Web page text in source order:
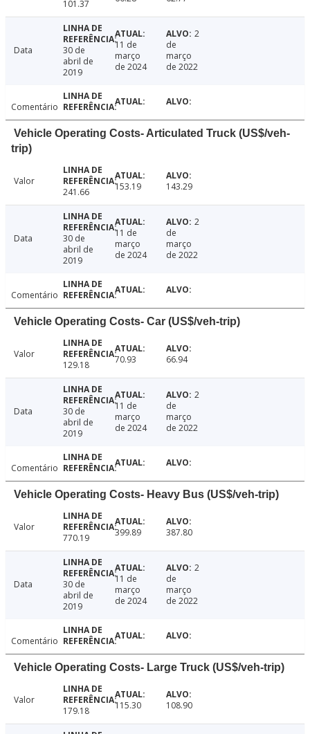
101.37
Data
30 de
abril de
2019
11 de
março
de 2024
2
de
março
de 2022
Comentário
Vehicle Operating Costs- Articulated Truck (US$/veh-
trip)
Valor
241.66
153.19 143.29
Data
30 de
abril de
2019
11 de
março
de 2024
2
de
março
de 2022
Comentário
Vehicle Operating Costs- Car (US$/veh-trip)
Valor
129.18
70.93 66.94
Data
30 de
abril de
2019
11 de
março
de 2024
2
de
março
de 2022
Comentário
Vehicle Operating Costs- Heavy Bus (US$/veh-trip)
Valor
770.19
399.89 387.80
Data
30 de
abril de
2019
11 de
março
de 2024
2
de
março
de 2022
Comentário
Vehicle Operating Costs- Large Truck (US$/veh-trip)
Valor
179.18
115.30 108.90